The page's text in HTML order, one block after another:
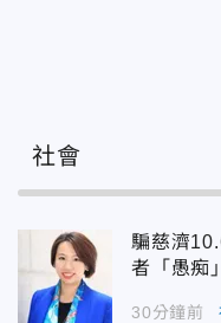
社會
騙慈濟
者「愚痴
30分鐘前